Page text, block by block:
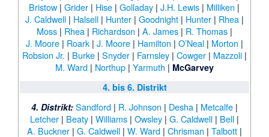
Bristow |Grider | Hise |Golladay |J.H. Lewis | Milliken |
J. Caldwell| Halsell| Hunter| Goodnight| Hunter| Rhea|
Moss| Rhea| Richardson | A. James| R. Thomas|
J. Moore| Roark| J. Moore| Hamilton | O’Neal| Morton |
Robsion Jr. | Burke| Snyder| Farnsley| Cowger| Mazzoli|
M. Ward| Northup| Yarmuth | McGarvey
4. bis 6. Distrikt
4. Distrikt: Sandford | R. Johnson | Desha | Metcalfe |
Letcher | Beaty | Williams | Owsley | G. Caldwell | Bell |
A. Buckner | G. Caldwell | W. Ward | Chrisman | Talbott |